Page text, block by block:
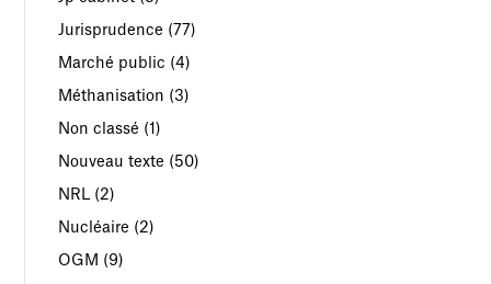
Jurisprudence (77)
Marché public (4)
Méthanisation (3)
Non classé (1)
Nouveau texte (50)
NRL (2)
Nucléaire (2)
OGM (9)